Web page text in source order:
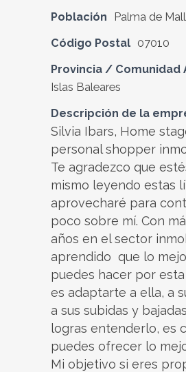
Población
Palma de
Código Postal 07010
Provincia / Comunidad
Islas Baleares
Descripción de la
Silvia Ibars, Home
personal shopper
Te agradezco que
mismo leyendo estas
aprovecharé para
poco sobre mí. Con
años en el sector
aprendido que lo
puedes hacer por
es adaptarte a ella, a
a sus subidas y
logras entenderlo, es
puedes ofrecer lo
Mi objetivo si eres